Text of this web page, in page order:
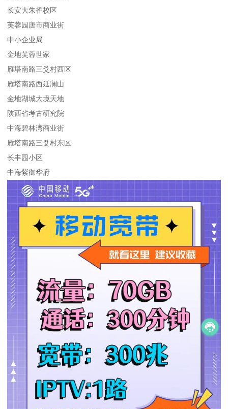
长安大朱雀校区
芙蓉园唐市商业街
中小企业局
金地芙蓉世家
雁塔南路三爻村西区
雁塔南路西延澜山
金地湖城大境天地
陕西省考古研究院
中海碧林湾商业街
雁塔南路三爻村东区
长丰园小区
中海紫御华府